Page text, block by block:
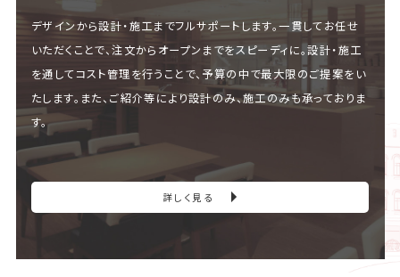
デザインから設計・施工までフルサポートします。一貫してお任せ
いただくことで、注文からオープンまでをスピーディに。設計・施工
を通してコスト管理を行うことで、予算の中で最大限のご提案をい
たします。また、ご紹介等により設計のみ、施工のみも承っておりま
す。
詳しく見る